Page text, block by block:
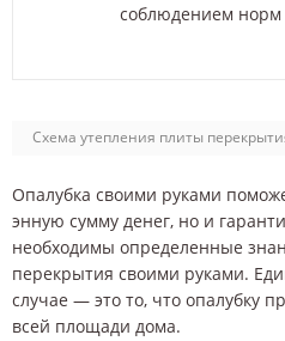
соблюдением норм
Схема утепления плиты
Опалубка своими руками
энную сумму денег, но и
необходимы определенные
перекрытия своими руками.
случае — это то, что опалубку
всей площади дома.